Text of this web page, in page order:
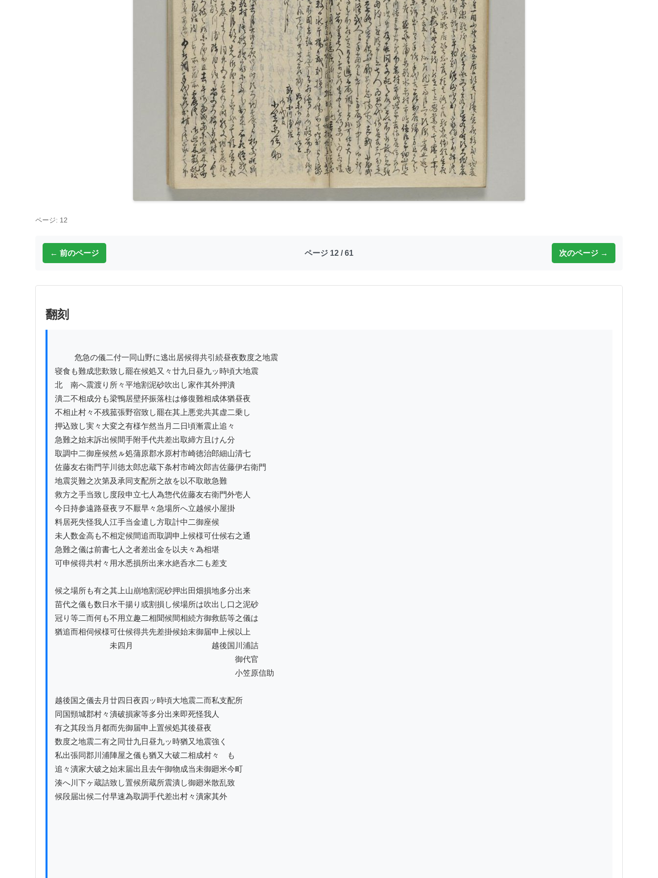
ページ: 12
← 前のページ ページ 12 / 61 次のページ →
翻刻
寝食も難成悲歎致し罷在候処又々廿九日昼九ッ時頃大地震
北ゟ南へ震渡り所々平地割泥砂吹出し家作其外押潰
潰二不相成分も梁鴨居壁抔振落柱は修復難相成体猶昼夜
不相止村々不残菰張野宿致し罷在其上悪党共其虚二乗し
押込致し実々大変之有様乍然当月二日頃漸震止追々
急難之始末訴出候間手附手代共差出取締方且けん分
取調中二御座候然ㇽ処蒲原郡水原村市崎徳治郎細山清七
佐藤友右衛門芋川徳太郎忠蔵下条村市崎次郎吉佐藤伊右衛門
地震災難之次第及承同支配所之故を以不取敢急難
救方之手当致し度段申立七人為惣代佐藤友右衛門外壱人
今日持参遠路昼夜ヲ不厭早々急場所へ立越候小屋掛
料居死失怪我人江手当金遣し方取計中二御座候
未人数金高も不相定候間追而取調申上候様可仕候右之通
急難之儀は前書七人之者差出金を以夫々為相堪
可申候得共村々用水悉損所出来水絶呑水二も差支
候之場所も有之其上山崩地割泥砂押出田畑損地多分出来
苗代之儀も数日水干揚り或割損し候場所は吹出し口之泥砂
冠り等二而何も不用立趣二相聞候間相続方御救筋等之儀は
猶追而相伺候様可仕候得共先差掛候始末御届申上候以上
未四月　　　　　　　　　　越後国川浦詰
御代官
小笠原信助
越後国之儀去月廿四日夜四ッ時頃大地震二而私支配所
同国頸城郡村々潰破損家等多分出来即死怪我人
有之其段当月都而先御届申上置候処其後昼夜
数度之地震二有之同廿九日昼九ッ時猶又地震強く
私出張同郡川浦陣屋之儀も猶又大破二相成村々ゟも
追々潰家大破之始末届出且去午御物成当未御廻米今町
湊へ川下ヶ蔵詰致し置候所蔵所震潰し御廻米散乱致
候段届出候二付早速為取調手代差出村々潰家其外